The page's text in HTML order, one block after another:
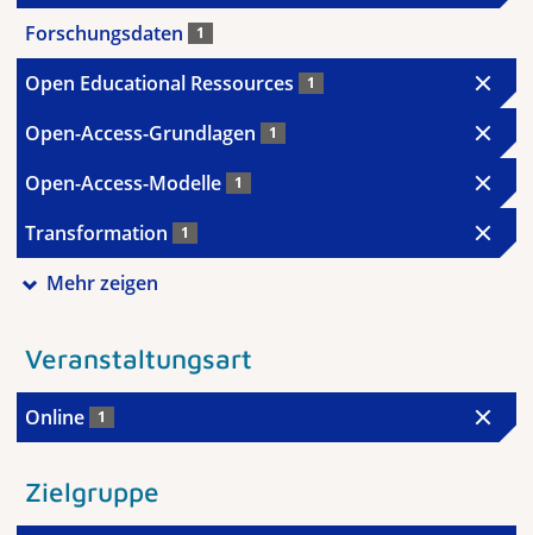
Forschungsdaten 1
Open Educational Ressources 1
Open-Access-Grundlagen 1
Open-Access-Modelle 1
Transformation 1
Mehr zeigen
Veranstaltungsart
Online 1
Zielgruppe